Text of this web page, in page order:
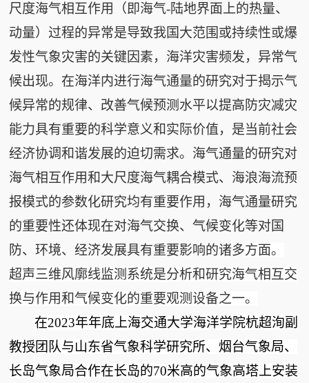
尺度海气相互作用（即海气-陆地界面上的热量、
动量）过程的异常是导致我国大范围或持续性或爆
发性气象灾害的关键因素，海洋灾害频发，异常气
候出现。在海洋内进行海气通量的研究对于揭示气
候异常的规律、改善气候预测水平以提高防灾减灾
能力具有重要的科学意义和实际价值，是当前社会
经济协调和谐发展的迫切需求。海气通量的研究对
海气相互作用和大尺度海气耦合模式、海浪海流预
报模式的参数化研究均有重要作用，海气通量研究
的重要性还体现在对海气交换、气候变化等对国
防、环境、经济发展具有重要影响的诸多方面。
超声三维风廓线监测系统是分析和研究海气相互交
换与作用和气候变化的重要观测设备之一。
在2023年年底上海交通大学海洋学院杭超洵副
教授团队与山东省气象科学研究所、烟台气象局、
长岛气象局合作在长岛的70米高的气象高塔上安装